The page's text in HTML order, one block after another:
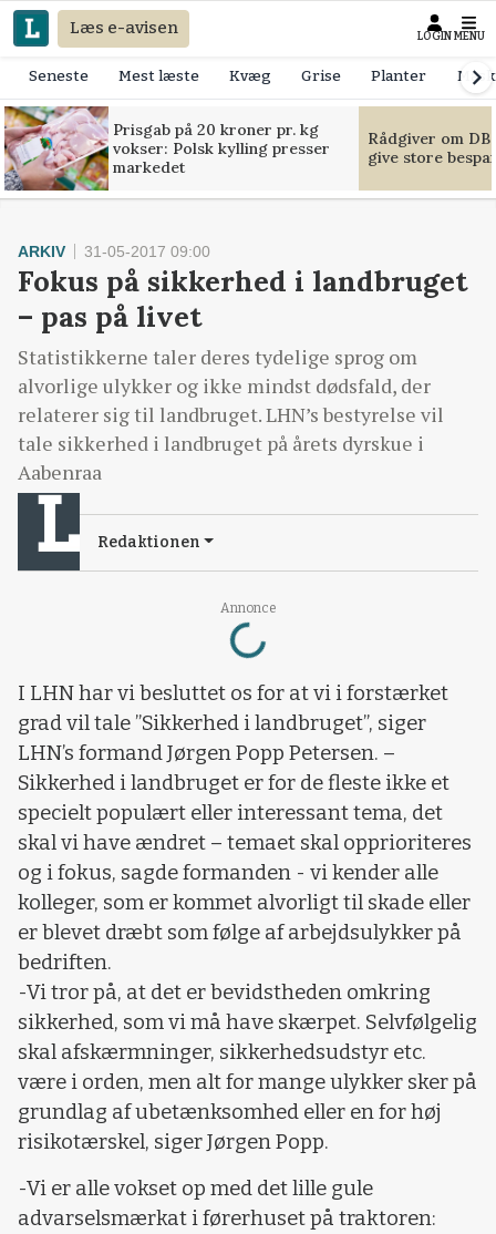
Læs e-avisen LOGIN MENU
Seneste Mest læste Kvæg Grise Planter
Prisgab på 20 kroner pr. kg
vokser: Polsk kylling presser
markedet
Rådgiver om
give store
Annonce
Loading...
ARKIV 31-05-2017 09:00
Fokus på sikkerhed i landbruget
– pas på livet
Statistikkerne taler deres tydelige sprog om
alvorlige ulykker og ikke mindst dødsfald, der
relaterer sig til landbruget. LHN’s bestyrelse vil
tale sikkerhed i landbruget på årets dyrskue i
Aabenraa
Redaktionen
I LHN har vi besluttet os for at vi i forstærket
grad vil tale ”Sikkerhed i landbruget”, siger
LHN’s formand Jørgen Popp Petersen. –
Sikkerhed i landbruget er for de fleste ikke et
specielt populært eller interessant tema, det
skal vi have ændret – temaet skal opprioriteres
og i fokus, sagde formanden - vi kender alle
kolleger, som er kommet alvorligt til skade eller
er blevet dræbt som følge af arbejdsulykker på
bedriften.
-Vi tror på, at det er bevidstheden omkring
sikkerhed, som vi må have skærpet. Selvfølgelig
skal afskærmninger, sikkerhedsudstyr etc.
være i orden, men alt for mange ulykker sker på
grundlag af ubetænksomhed eller en for høj
risikotærskel, siger Jørgen Popp.
-Vi er alle vokset op med det lille gule
advarselsmærkat i førerhuset på traktoren: